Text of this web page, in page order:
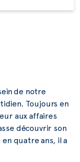
de notre
Toujours en
aux affaires
découvrir son
quatre ans, il a